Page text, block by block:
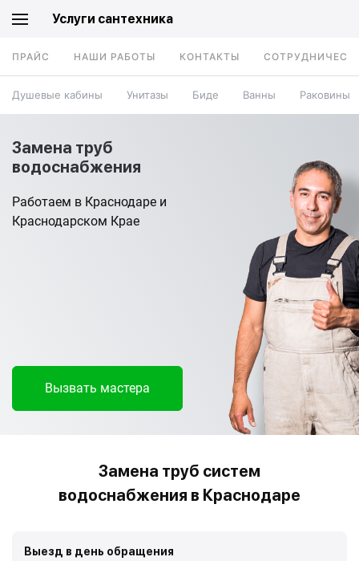
Услуги сантехника
ПРАЙС НАШИ РАБОТЫ КОНТАКТЫ
Душевые кабины Унитазы Биде Ванны Раковины
Замена труб
водоснабжения
Работаем в Краснодаре и
Краснодарском Крае
Вызвать мастера
Замена труб систем
водоснабжения в Краснодаре
Выезд в день обращения